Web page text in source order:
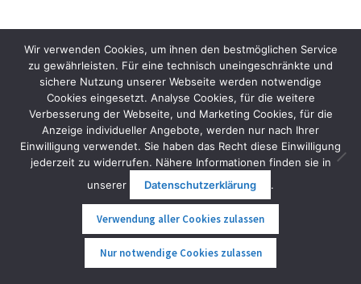
Original IO AngelBoard ABX
1.199,00€ inkl. MwSt.
Wir verwenden Cookies, um ihnen den bestmöglichen Service
zu gewährleisten. Für eine technisch uneingeschränkte und
sichere Nutzung unserer Webseite werden notwendige
Cookies eingesetzt. Analyse Cookies, für die weitere
Verbesserung der Webseite, und Marketing Cookies, für die
Anzeige individueller Angebote, werden nur nach Ihrer
Einwilligung verwendet. Sie haben das Recht diese Einwilligung
jederzeit zu widerrufen. Nähere Informationen finden sie in
unserer
Datenschutzerklärung .
Verwendung aller Cookies zulassen
Nur notwendige Cookies zulassen